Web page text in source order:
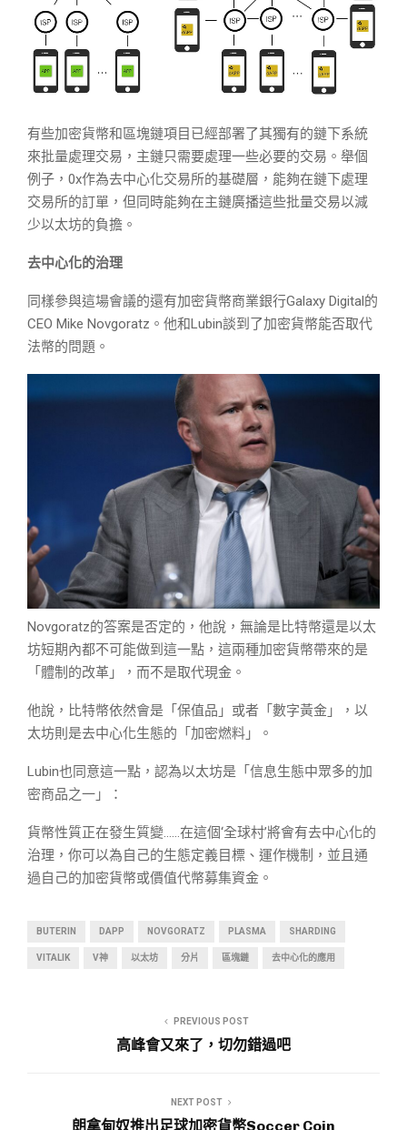
有些加密貨幣和區塊鏈項目已經部署了其獨有的鏈下系統
來批量處理交易，主鏈只需要處理一些必要的交易。舉個
例子，0x作為去中心化交易所的基礎層，能夠在鏈下處理
交易所的訂單，但同時能夠在主鏈廣播這些批量交易以減
少以太坊的負擔。
去中心化的治理
同樣參與這場會議的還有加密貨幣商業銀行Galaxy Digital的
CEO Mike Novgoratz。他和Lubin談到了加密貨幣能否取代
法幣的問題。
Novgoratz的答案是否定的，他說，無論是比特幣還是以太
坊短期內都不可能做到這一點，這兩種加密貨幣帶來的是
「體制的改革」，而不是取代現金。
他說，比特幣依然會是「保值品」或者「數字黃金」，以
太坊則是去中心化生態的「加密燃料」。
Lubin也同意這一點，認為以太坊是「信息生態中眾多的加
密商品之一」：
貨幣性質正在發生質變……在這個‘全球村’將會有去中心化的
治理，你可以為自己的生態定義目標、運作機制，並且通
過自己的加密貨幣或價值代幣募集資金。
BUTERIN DAPP NOVGORATZ PLASMA SHARDING
VITALIK V神 以太坊 分片 區塊鏈 去中心化的應用
PREVIOUS POST
高峰會又來了，切勿錯過吧
NEXT POST
朗拿甸奴推出足球加密貨幣Soccer Coin